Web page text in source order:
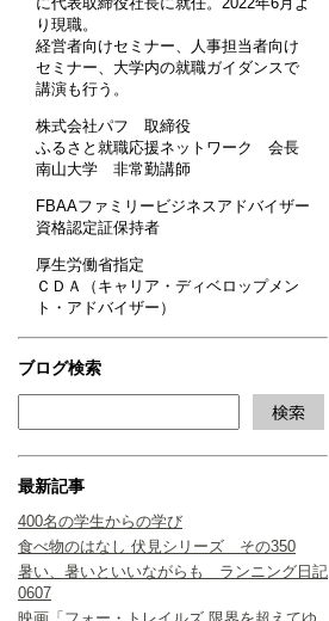
り現職。
経営者向けセミナー、人事担当者向け
セミナー、大学内の就職ガイダンスで
講演も行う。
株式会社パフ 取締役
ふるさと就職応援ネットワーク 会長
南山大学 非常勤講師
FBAAファミリービジネスアドバイザー
資格認定証保持者
厚生労働省指定
ＣＤＡ（キャリア・ディベロップメン
ト・アドバイザー）
ブログ検索
最新記事
400名の学生からの学び
食べ物のはなし 伏見シリーズ その350
暑い、暑いといいながらも ランニング日記
0607